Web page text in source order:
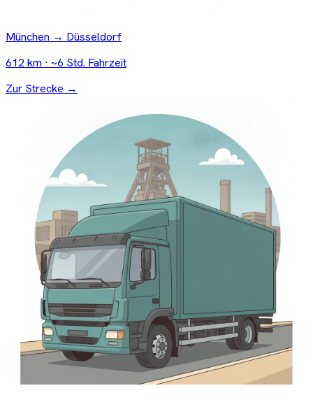
München → Düsseldorf
612 km · ~6 Std. Fahrzeit
Zur Strecke →